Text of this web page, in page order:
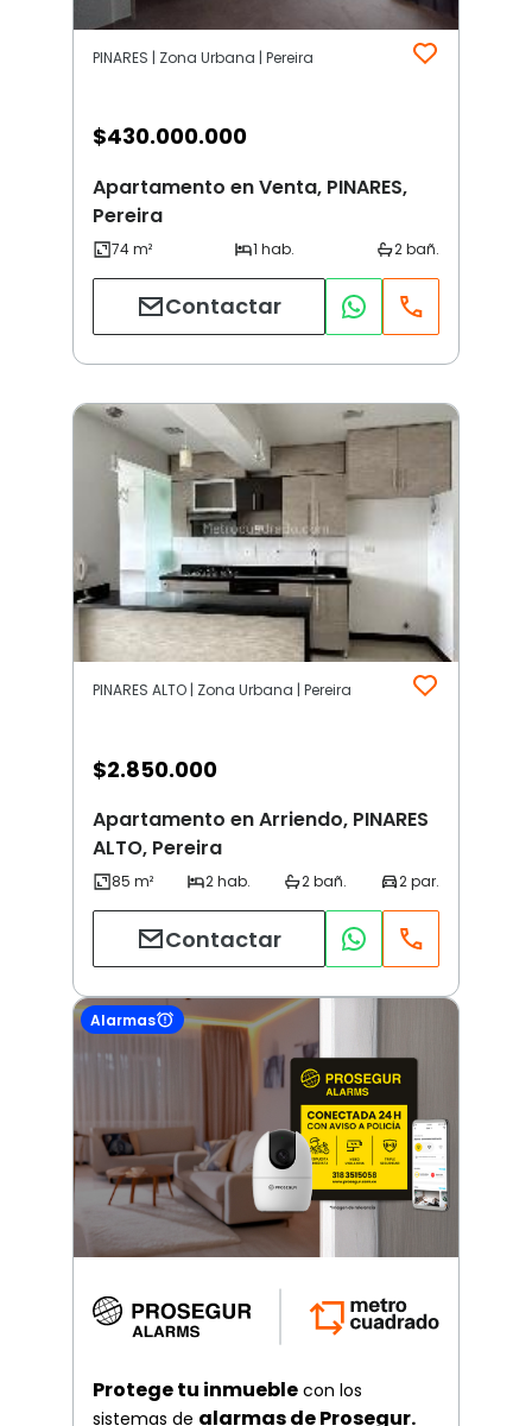
PINARES | Zona Urbana | Pereira
$430.000.000
Apartamento en Venta, PINARES,
Pereira
Contactar
PINARES ALTO | Zona Urbana | Pereira
$2.850.000
Apartamento en Arriendo, PINARES
ALTO, Pereira
Contactar
Alarmas
Protege tu inmueble con los
sistemas de alarmas de Prosegur.